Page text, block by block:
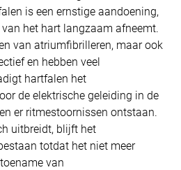
is een ernstige aandoening,
het hart langzaam afneemt.
van atriumfibrilleren, maar ook
en hebben veel
hartfalen het
de elektrische geleiding in de
er ritmestoornissen ontstaan.
uitbreidt, blijft het
totdat het niet meer
van